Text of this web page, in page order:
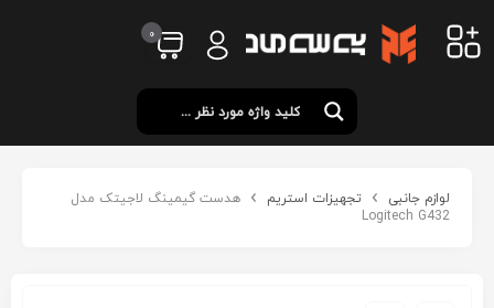
0
لوازم جانبی تجهیزات استریم
هدست گیمینگ لاجیتک مدل
Logitech G432